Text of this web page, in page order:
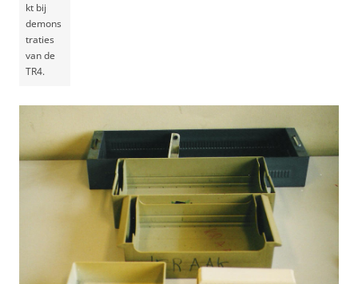
kt bij
demons
traties
van de
TR4.